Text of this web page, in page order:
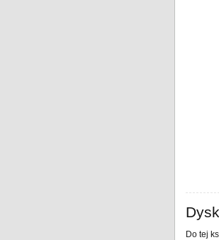
Do tej